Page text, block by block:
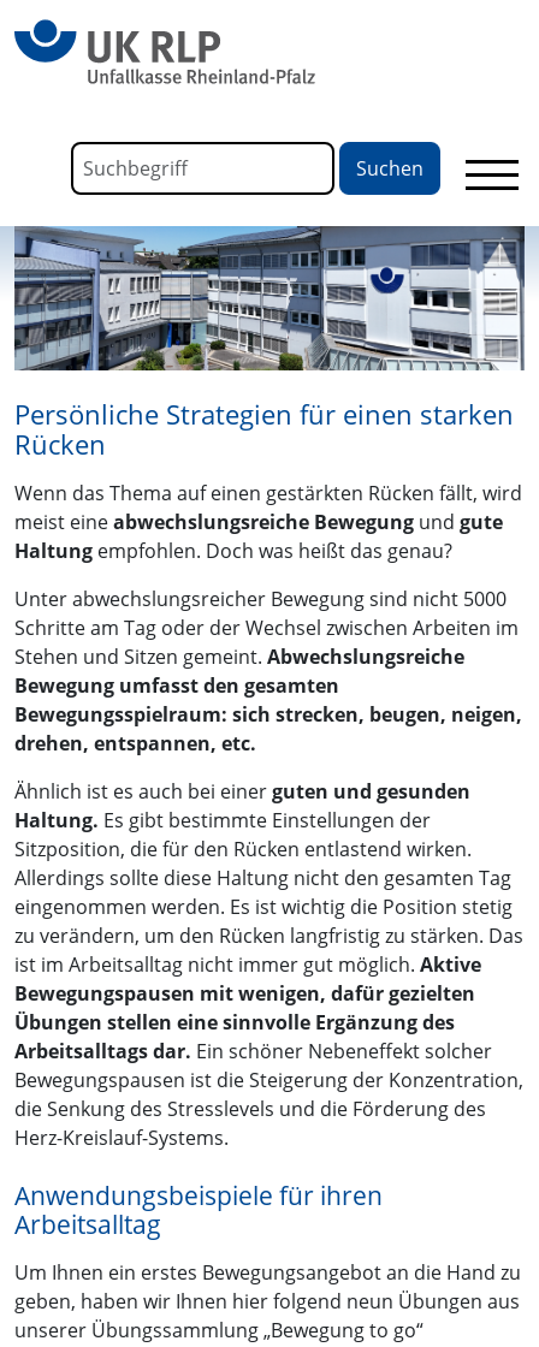
Formular für die Volltextsuche
Persönliche Strategien für einen starken
Rücken
Wenn das Thema auf einen gestärkten Rücken fällt, wird
meist eineabwechslungsreiche Bewegung und gute
Haltung empfohlen. Doch was heißt das genau?
Unter abwechslungsreicher Bewegung sind nicht 5000
Schritte am Tag oder der Wechsel zwischen Arbeiten im
Stehen und Sitzen gemeint. Abwechslungsreiche
Bewegung umfasst den gesamten
Bewegungsspielraum: sich strecken, beugen, neigen,
drehen, entspannen, etc.
Ähnlich ist es auch bei einerguten und gesunden
Haltung. Es gibt bestimmte Einstellungen der
Sitzposition, die für den Rücken entlastend wirken.
Allerdings sollte diese Haltung nicht den gesamten Tag
eingenommen werden. Es ist wichtig die Position stetig
zu verändern, um den Rücken langfristig zu stärken. Das
ist im Arbeitsalltag nicht immer gut möglich. Aktive
Bewegungspausen mit wenigen, dafür gezielten
Übungen stellen eine sinnvolle Ergänzung des
Arbeitsalltags dar. Ein schöner Nebeneffekt solcher
Bewegungspausen ist die Steigerung der Konzentration,
die Senkung des Stresslevels und die Förderung des
Herz-Kreislauf-Systems.
Anwendungsbeispiele für ihren
Arbeitsalltag
Um Ihnen ein erstes Bewegungsangebot an die Hand zu
geben, haben wir Ihnen hier folgend neun Übungen aus
unserer Übungssammlung „Bewegung to go“